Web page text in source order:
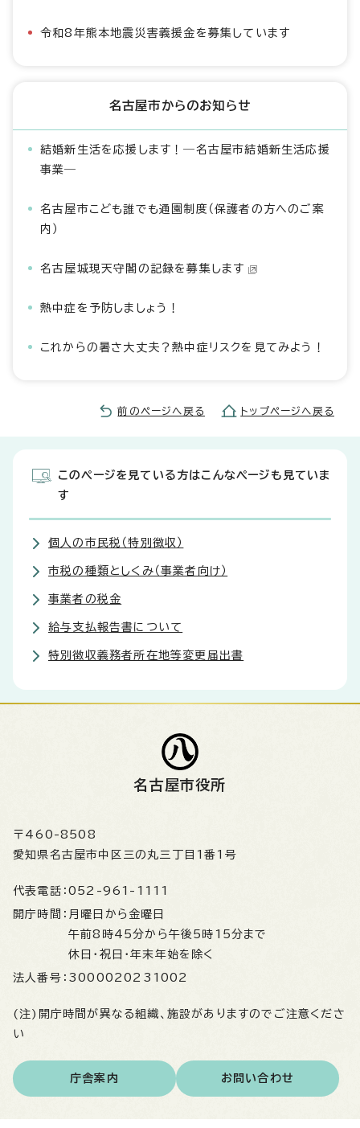
令和8年熊本地震災害義援金を募集しています
名古屋市からのお知らせ
結婚新生活を応援します！―名古屋市結婚新生活応援
事業―
名古屋市こども誰でも通園制度（保護者の方へのご案
内）
名古屋城現天守閣の記録を募集します
熱中症を予防しましょう！
これからの暑さ大丈夫？熱中症リスクを見てみよう！
前のページへ戻る トップページへ戻る
このページを見ている方はこんなページも見ていま
す
個人の市民税（特別徴収）
市税の種類としくみ（事業者向け）
事業者の税金
給与支払報告書について
特別徴収義務者所在地等変更届出書
名古屋市役所
〒460-8508
愛知県名古屋市中区三の丸三丁目1番1号
代表電話： 052-961-1111
開庁時間： 月曜日から金曜日
午前8時45分から午後5時15分まで
休日・祝日・年末年始を除く
法人番号： 3000020231002
(注)開庁時間が異なる組織、施設がありますのでご注意くださ
い
庁舎案内 お問い合わせ